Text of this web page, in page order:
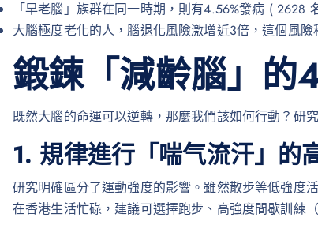
「早老腦」族群在同一時期，則有4.56%發病 (
大腦極度老化的人，腦退化風險激增近3倍，這個風
鍛鍊「減齡腦」的
既然大腦的命運可以逆轉，那麼我們該如何行動？研
1. 規律進行「喘气流汗」的
研究明確區分了運動強度的影響。雖然散步等低強度
在香港生活忙碌，建議可選擇跑步、高強度間歇訓練